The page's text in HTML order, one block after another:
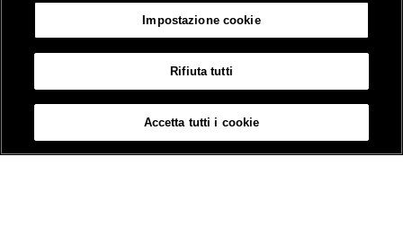
Protezione dati
Informativa sui Cookies Partita Iva 01008081000
Impostazione cookie
Rifiuta tutti
Accetta tutti i cookie